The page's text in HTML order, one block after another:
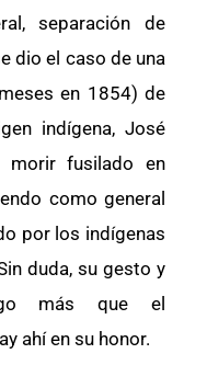
separación de
dio el caso de una
en 1854) de
indígena, José
morir fusilado en
como general
por los indígenas
duda, su gesto y
más que el
ahí en su honor.